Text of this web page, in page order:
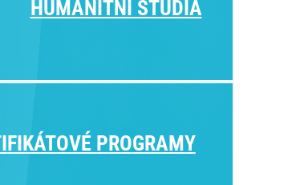
HUMANITNÍ STUDIA
PROGRAMY